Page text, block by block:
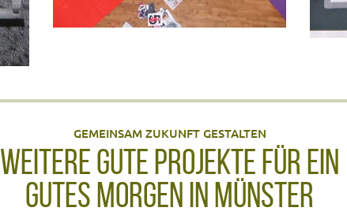
GEMEINSAM ZUKUNFT GESTALTEN
WEITERE GUTE PROJEKTE FÜR EIN
GUTES MORGEN IN MÜNSTER